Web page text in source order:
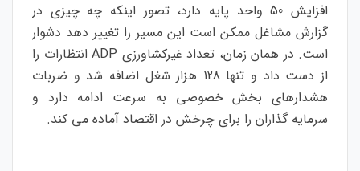
افزایش 50 واحد پایه دارد، تصور اینکه چه چیزی در
گزارش مشاغل ممکن است این مسیر را تغییر دهد دشوار
است. در همان زمان، تعداد غیرکشاورزی ADP انتظارات را
از دست داد و تنها 128 هزار شغل اضافه شد و ضربات
هشدارهای بخش خصوصی به سرعت ادامه دارد و
سرمایه گذاران را برای چرخش در اقتصاد آماده می کند.